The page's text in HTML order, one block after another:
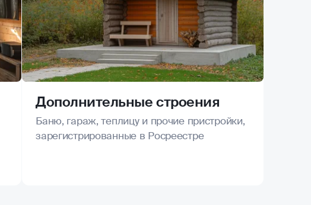
Дополнительные строения
Баню, гараж, теплицу и прочие пристройки,
зарегистрированные в Росреестре